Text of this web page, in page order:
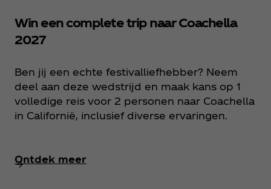
Win een complete trip naar Coachella
2027
Ben jij een echte festivalliefhebber? Neem
deel aan deze wedstrijd en maak kans op 1
volledige reis voor 2 personen naar Coachella
in Californië, inclusief diverse ervaringen.
Ontdek meer